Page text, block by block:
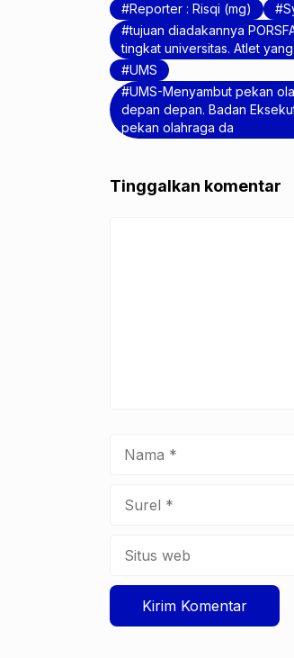
Reporter : Risqi (mg)
tujuan diadakannya
tingkat universitas. Atlet
UMS
UMS-Menyambut pekan
depan depan. Badan
pekan olahraga da
Tinggalkan komentar